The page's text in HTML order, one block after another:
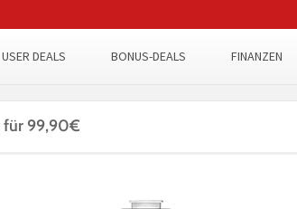
USER DEALS BONUS-DEALS FINANZEN
für 99,90€